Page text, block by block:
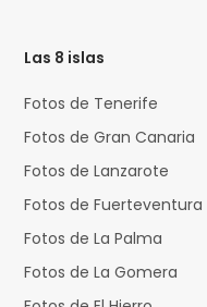
Las 8 islas
Fotos de Tenerife
Fotos de Gran Canaria
Fotos de Lanzarote
Fotos de Fuerteventura
Fotos de La Palma
Fotos de La Gomera